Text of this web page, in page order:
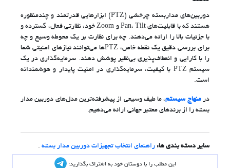
دوربین‌های مداربسته چرخشی (PTZ) ابزارهایی قدرتمند و چندمنظوره
هستند که با قابلیت‌های Pan، Tilt و Zoom خود، نظارتی فعال، گسترده و
با جزئیات بالا را ارائه می‌دهند. چه برای نظارت بر یک محوطه وسیع و چه
برای بررسی دقیق یک نقطه خاص، PTZها می‌توانند نیازهای امنیتی شما
را با کارایی و انعطاف‌پذیری بی‌نظیر پوشش دهند. سرمایه‌گذاری در یک
سیستم PTZ با کیفیت، سرمایه‌گذاری در امنیت پایدار و هوشمندانه
است.
درمنهاج سیستم، ما طیف وسیعی از پیشرفته‌ترین مدل‌های دوربین مدار
بسته را از برندهای معتبر جهانی ارائه می‌دهیم.
سایر دسته بندی ها: راهنمای انتخاب تجهیزات دوربین مدار بسته .
این مطلب را با دوستان خود به اشتراک بگذارید: